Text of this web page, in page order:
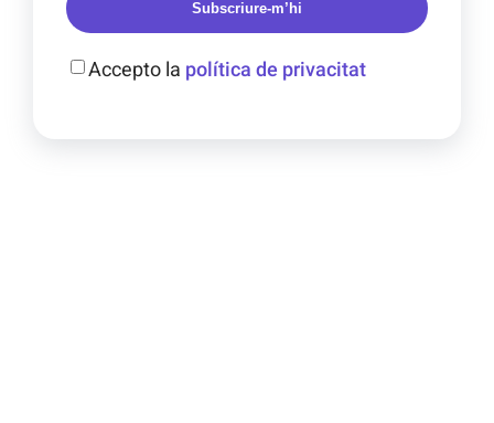
Subscriure-m’hi
Accepto la política de privacitat